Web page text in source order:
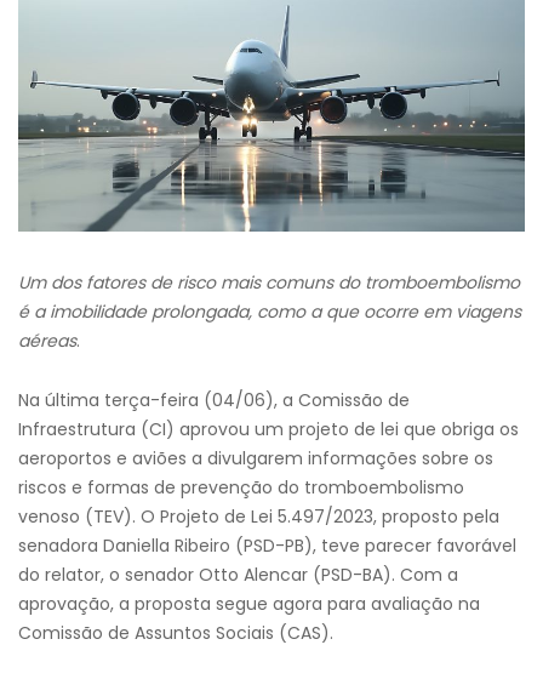
Um dos fatores de risco mais comuns do tromboembolismo
é a imobilidade prolongada, como a que ocorre em viagens
aéreas.
Na última terça-feira (04/06), a Comissão de
Infraestrutura (CI) aprovou um projeto de lei que obriga os
aeroportos e aviões a divulgarem informações sobre os
riscos e formas de prevenção do tromboembolismo
venoso (TEV). O Projeto de Lei 5.497/2023, proposto pela
senadora Daniella Ribeiro (PSD-PB), teve parecer favorável
do relator, o senador Otto Alencar (PSD-BA). Com a
aprovação, a proposta segue agora para avaliação na
Comissão de Assuntos Sociais (CAS).